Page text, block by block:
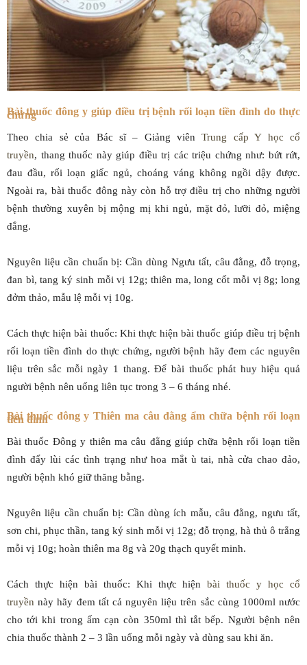
Bài thuốc đông y giúp điều trị bệnh rối loạn tiền đình do thực
chứng
Theo chia sẻ của Bác sĩ – Giảng viênTrung cấp Y học cổ
truyền, thang thuốc này giúp điều trị các triệu chứng như: bứt rứt,
đau đầu, rối loạn giấc ngủ, choáng váng không ngồi dậy được.
Ngoài ra, bài thuốc đông này còn hỗ trợ điều trị cho những người
bệnh thường xuyên bị mộng mị khi ngủ, mặt đỏ, lưỡi đỏ, miệng
đắng.
Nguyên liệu cần chuẩn bị: Cần dùng Ngưu tất, câu đằng, đỗ trọng,
đan bì, tang ký sinh mỗi vị 12g; thiên ma, long cốt mỗi vị 8g; long
đởm thảo, mẫu lệ mỗi vị 10g.
Cách thực hiện bài thuốc: Khi thực hiện bài thuốc giúp điều trị bệnh
rối loạn tiền đình do thực chứng, người bệnh hãy đem các nguyên
liệu trên sắc mỗi ngày 1 thang. Để bài thuốc phát huy hiệu quả
người bệnh nên uống liên tục trong 3 – 6 tháng nhé.
Bài thuốc đông y Thiên ma câu đằng ẩm chữa bệnh rối loạn
tiền đình
Bài thuốc Đông y thiên ma câu đằng giúp chữa bệnh rối loạn tiền
đình đẩy lùi các tình trạng như hoa mắt ù tai, nhà cửa chao đảo,
người bệnh khó giữ thăng bằng.
Nguyên liệu cần chuẩn bị: Cần dùng ích mẫu, câu đằng, ngưu tất,
sơn chi, phục thần, tang ký sinh mỗi vị 12g; đỗ trọng, hà thủ ô trắng
mỗi vị 10g; hoàn thiên ma 8g và 20g thạch quyết minh.
Cách thực hiện bài thuốc: Khi thực hiệnbài thuốc y học cổ
truyền này hãy đem tất cả nguyên liệu trên sắc cùng 1000ml nước
cho tới khi trong ấm cạn còn 350ml thì tắt bếp. Người bệnh nên
chia thuốc thành 2 – 3 lần uống mỗi ngày và dùng sau khi ăn.